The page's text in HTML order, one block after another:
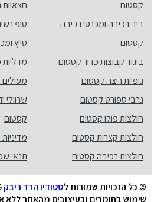
קסטום
ביב רכיבה ומכנסי רכיבה
קסטום
ביגוד קבוצות כדור קסטום
גופיות ריצה קסטום
גרבי ספורט קסטום
חולצות פולו קסטום
חולצות קצרות קסטום
חולצות רכיבה קסטום
טופ
טייץ
מעילים
שרוולי
קסטום
תנאי
© כל הזכויות שמורות לסטודיו הדר ריבק
שימוש בחומרים ובעיצובים מהאתר ללא